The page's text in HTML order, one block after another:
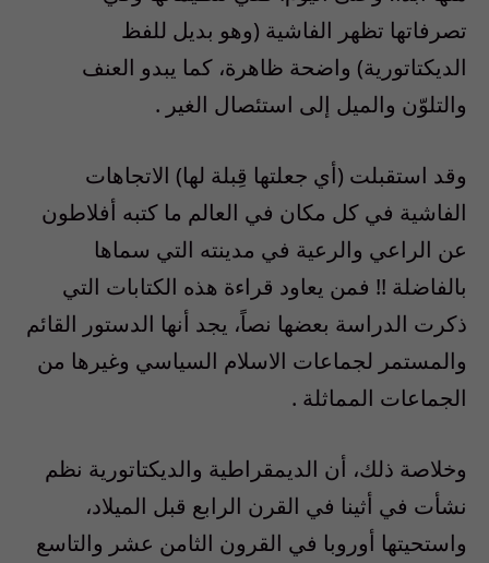
تصرفاتها تظهر الفاشية (وهو بديل للفظ
الديكتاتورية) واضحة ظاهرة، كما يبدو العنف
والتلوّن والميل إلى استئصال الغير .
وقد استقبلت (أي جعلتها قِبلة لها) الاتجاهات
الفاشية في كل مكان في العالم ما كتبه أفلاطون
عن الراعي والرعية في مدينته التي سماها
بالفاضلة !! فمن يعاود قراءة هذه الكتابات التي
ذكرت الدراسة بعضها نصاً، يجد أنها الدستور القائم
والمستمر لجماعات الاسلام السياسي وغيرها من
الجماعات المماثلة .
وخلاصة ذلك، أن الديمقراطية والديكتاتورية نظم
نشأت في أثينا في القرن الرابع قبل الميلاد،
واستحيتها أوروبا في القرون الثامن عشر والتاسع